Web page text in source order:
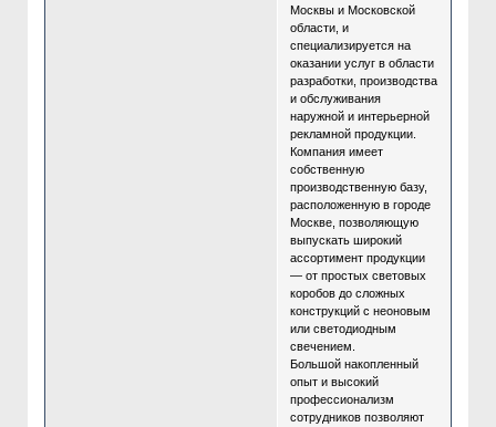
Москвы и Московской
области, и
специализируется на
оказании услуг в области
разработки, производства
и обслуживания
наружной и интерьерной
рекламной продукции.
Компания имеет
собственную
производственную базу,
расположенную в городе
Москве, позволяющую
выпускать широкий
ассортимент продукции
— от простых световых
коробов до сложных
конструкций с неоновым
или светодиодным
свечением.
Большой накопленный
опыт и высокий
профессионализм
сотрудников позволяют